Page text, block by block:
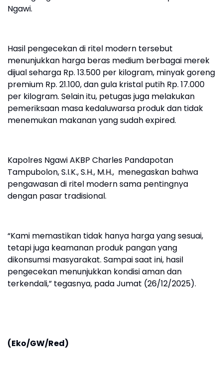
Ngawi.
Hasil pengecekan di ritel modern tersebut
menunjukkan harga beras medium berbagai merek
dijual seharga Rp. 13.500 per kilogram, minyak goreng
premium Rp. 21.100, dan gula kristal putih Rp. 17.000
per kilogram. Selain itu, petugas juga melakukan
pemeriksaan masa kedaluwarsa produk dan tidak
menemukan makanan yang sudah expired.
Kapolres Ngawi AKBP Charles Pandapotan
Tampubolon, S.I.K., S.H., M.H., menegaskan bahwa
pengawasan di ritel modern sama pentingnya
dengan pasar tradisional.
“Kami memastikan tidak hanya harga yang sesuai,
tetapi juga keamanan produk pangan yang
dikonsumsi masyarakat. Sampai saat ini, hasil
pengecekan menunjukkan kondisi aman dan
terkendali,” tegasnya, pada Jumat (26/12/2025).
(Eko/GW/Red)